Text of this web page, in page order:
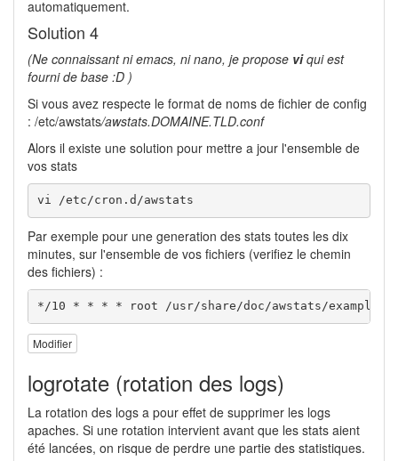
automatiquement.
Solution 4
(Ne connaissant ni emacs, ni nano, je propose viqui est
fourni de base :D )
Si vous avez respecte le format de noms de fichier de config
: /etc/awstats/awstats.DOMAINE.TLD.conf
Alors il existe une solution pour mettre a jour l'ensemble de
vos stats
vi /etc/cron.d/awstats
Par exemple pour une generation des stats toutes les dix
minutes, sur l'ensemble de vos fichiers (verifiez le chemin
des fichiers) :
*/10 * * * * root /usr/share/doc/awstats/
Modifier
logrotate (rotation des logs)
La rotation des logs a pour effet de supprimer les logs
apaches. Si une rotation intervient avant que les stats aient
été lancées, on risque de perdre une partie des statistiques.